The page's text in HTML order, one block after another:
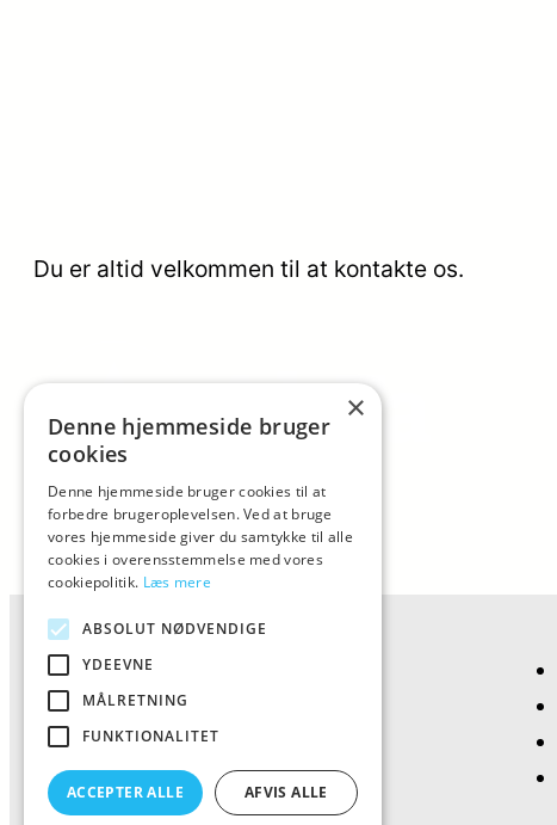
Du er altid velkommen til at kontakte os.
×
Denne hjemmeside bruger
cookies
Denne hjemmeside bruger cookies til at
forbedre brugeroplevelsen. Ved at bruge
vores hjemmeside giver du samtykke til alle
cookies i overensstemmelse med vores
cookiepolitik. Læs mere
ABSOLUT NØDVENDIGE
YDEEVNE
MÅLRETNING
FUNKTIONALITET
ACCEPTER ALLE AFVIS ALLE